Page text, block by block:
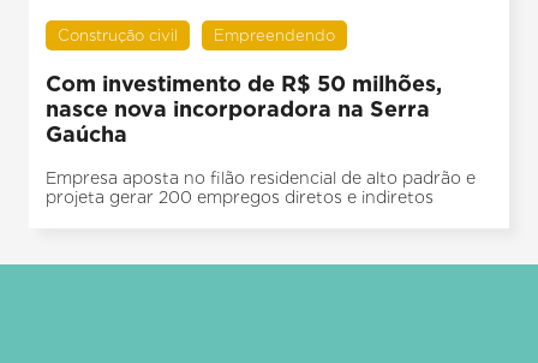
Construção civil Empreendendo
Com investimento de R$ 50 milhões,
nasce nova incorporadora na Serra
Gaúcha
Empresa aposta no filão residencial de alto padrão e
projeta gerar 200 empregos diretos e indiretos